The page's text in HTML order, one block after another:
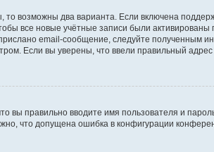
возможны два варианта. Если включена
все новые учётные записи были
email-сообщение, следуйте полученным
Если вы уверены, что ввели правильный
вы правильно вводите имя пользователя и
что допущена ошибка в конфигурации